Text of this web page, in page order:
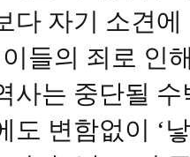
다 자기 소견
들의 죄로 인
사는 중단될
도 변함없이 ‘